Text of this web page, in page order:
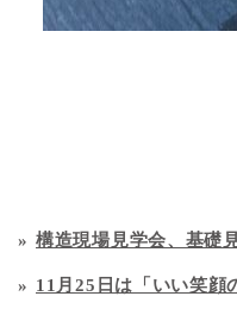
構造現場見学会、基礎見学会
11月25日は「いい笑顔